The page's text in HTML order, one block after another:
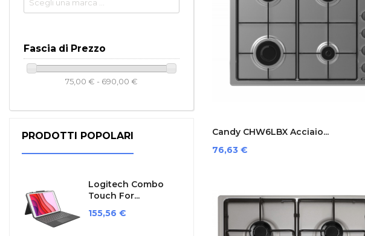
Fascia di Prezzo
75,00 € - 690,00 €
PRODOTTI POPOLARI
Logitech Combo
Touch For...
Prezzo
155,56 €
Candy CHW6LBX Acciaio...
Prezzo
76,63 €